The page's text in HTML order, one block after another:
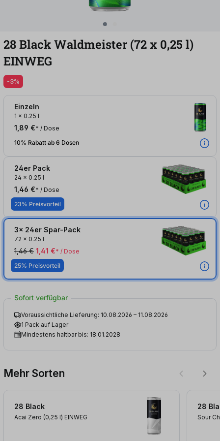
28 Black Waldmeister (72x 0,25 l)
EINWEG
-3%
Einzeln
1 x 0.25 l
1,89 €* / Dose
10% Rabatt ab 6 Dosen
24er Pack
24 x 0.25 l
1,46 €* / Dose
23% Preisvorteil
3x 24er Spar-Pack
72 x 0.25 l
1,46 € 1,41 €* / Dose
25% Preisvorteil
Sofort verfügbar
Voraussichtliche Lieferung: 10.08.2026 – 11.08.2026
1 Pack auf Lager
Mindestens haltbar bis: 18.01.2028
Mehr Sorten
28 Black
Acai Zero (0,25 l) EINWEG
28
Sour